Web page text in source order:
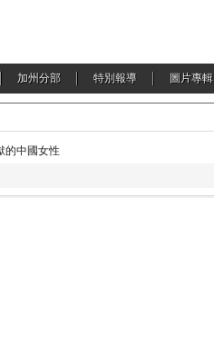
加州分部 特別報導 圖片專輯
的中國女性